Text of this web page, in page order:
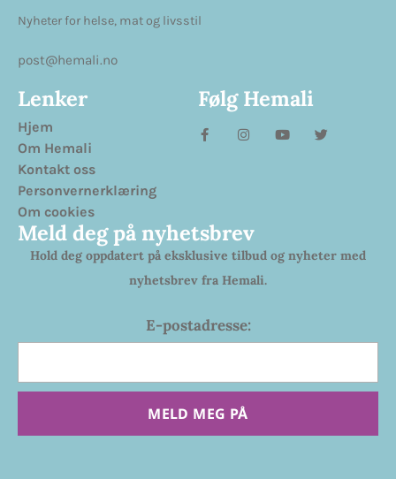
Nyheter for helse, mat og livsstil
post@hemali.no
Lenker
Hjem
Om Hemali
Kontakt oss
Personvernerklæring
Om cookies
Følg Hemali
Meld deg på nyhetsbrev
Hold deg oppdatert på eksklusive tilbud og nyheter med
nyhetsbrev fra Hemali.
E-postadresse:
MELD MEG PÅ